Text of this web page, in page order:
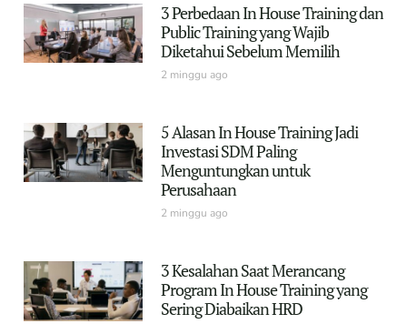
3 Perbedaan In House Training dan
Public Training yang Wajib
Diketahui Sebelum Memilih
2 minggu ago
5 Alasan In House Training Jadi
Investasi SDM Paling
Menguntungkan untuk
Perusahaan
2 minggu ago
3 Kesalahan Saat Merancang
Program In House Training yang
Sering Diabaikan HRD